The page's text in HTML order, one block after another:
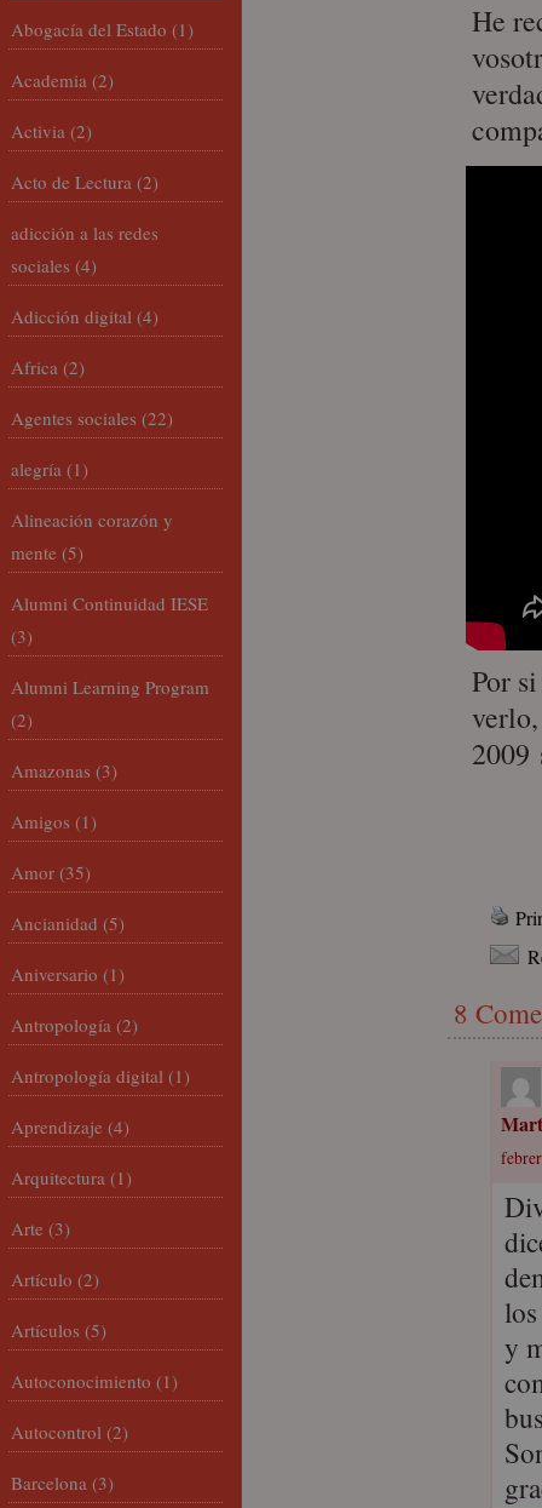
He
Por
8
y
Abogacía del Estado (1)
Academia (2)
Activia (2)
Acto de Lectura (2)
adicción a las redes
sociales (4)
Adicción digital (4)
Africa (2)
Agentes sociales (22)
alegría (1)
Alineación corazón y
mente (5)
Alumni Continuidad IESE
(3)
Alumni Learning Program
(2)
Amazonas (3)
Amigos (1)
Amor (35)
Ancianidad (5)
Aniversario (1)
Antropología (2)
Antropología digital (1)
Aprendizaje (4)
Arquitectura (1)
Arte (3)
Artículo (2)
Artículos (5)
Autoconocimiento (1)
Autocontrol (2)
Barcelona (3)